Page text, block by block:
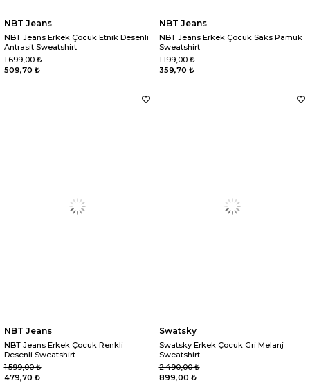
NBT Jeans
NBT Jeans Erkek Çocuk Etnik Desenli
Antrasit Sweatshirt
509,70 ₺
1.699,00 ₺
NBT Jeans
NBT Jeans Erkek Çocuk Saks Pamuk
Sweatshirt
359,70 ₺
1.199,00 ₺
NBT Jeans
NBT Jeans Erkek Çocuk Renkli
Desenli Sweatshirt
479,70 ₺
1.599,00 ₺
Swatsky
Swatsky Erkek Çocuk Gri Melanj
Sweatshirt
899,00 ₺
2.490,00 ₺